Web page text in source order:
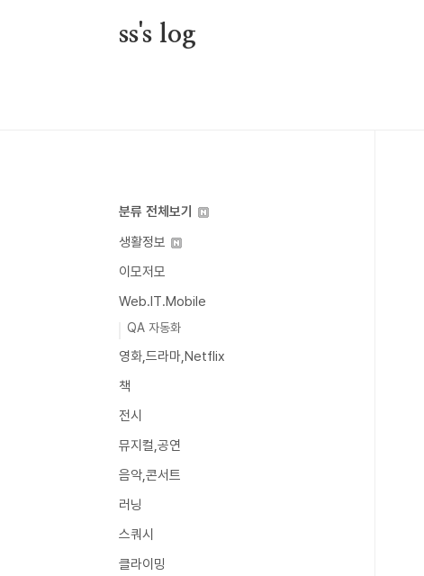
ss's log
분류 전체보기
생활정보
이모저모
Web.IT.Mobile
QA 자동화
영화,드라마,Netflix
책
전시
뮤지컬,공연
음악,콘서트
러닝
스쿼시
클라이밍